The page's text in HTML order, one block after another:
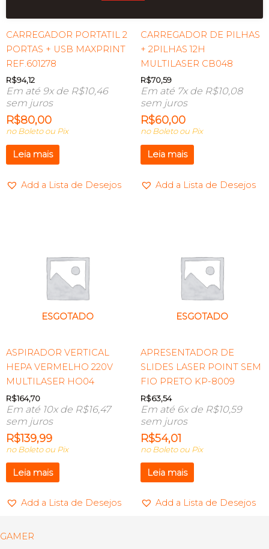
CARREGADOR PORTATIL 2
PORTAS + USB MAXPRINT
REF.601278
R$94,12
Em até 9x de R$10,46
sem juros
R$80,00
no Boleto ou Pix
Leia mais
Add a Lista de Desejos
CARREGADOR DE PILHAS
+ 2PILHAS 12H
MULTILASER CB048
R$70,59
Em até 7x de R$10,08
sem juros
R$60,00
no Boleto ou Pix
Leia mais
Add a Lista de Desejos
ESGOTADO
ASPIRADOR VERTICAL
HEPA VERMELHO 220V
MULTILASER HO04
R$164,70
Em até 10x de R$16,47
sem juros
R$139,99
no Boleto ou Pix
Leia mais
Add a Lista de Desejos
ESGOTADO
APRESENTADOR DE
SLIDES LASER POINT SEM
FIO PRETO KP-8009
R$63,54
Em até 6x de R$10,59
sem juros
R$54,01
no Boleto ou Pix
Leia mais
Add a Lista de Desejos
GAMER